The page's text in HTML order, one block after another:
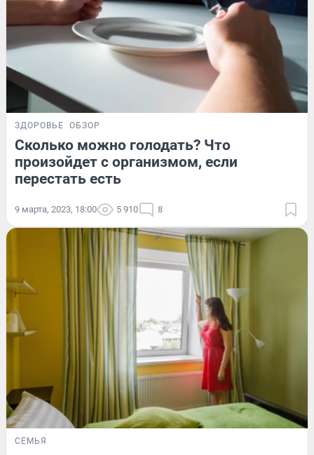
ЗДОРОВЬЕ ОБЗОР
Сколько можно голодать? Что
произойдет с организмом, если
перестать есть
9 марта, 2023, 18:00 5 910 8
СЕМЬЯ